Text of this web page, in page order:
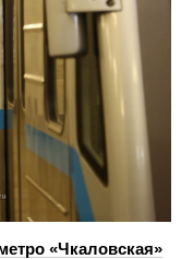
«Чкаловская»